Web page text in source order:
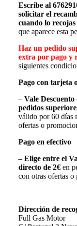
Escribe al
solicitar el
cuando lo recojas
que aparece esta
Haz un pedido
extra por pago y
siguientes
Pago con tarjeta
– Vale Descuento
pedidos
válido por 60 días
ofertas o
Pago en efectivo
– Elige entre el
directo de 2€ en
con otras ofertas o
Dirección de
Full Gas Motor